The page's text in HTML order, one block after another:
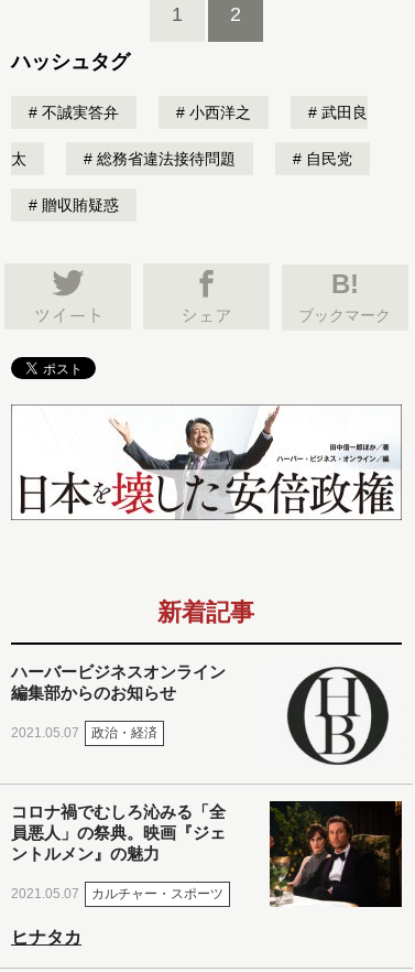
1 2
ハッシュタグ
不誠実答弁 小西洋之 武田良
太 総務省違法接待問題 自民党
贈収賄疑惑
B!
ブックマーク
新着記事
ハーバービジネスオンライン
編集部からのお知らせ
2021.05.07 政治・経済
コロナ禍でむしろ沁みる「全
員悪人」の祭典。映画『ジェ
ントルメン』の魅力
2021.05.07 カルチャー・スポーツ
ヒナタカ